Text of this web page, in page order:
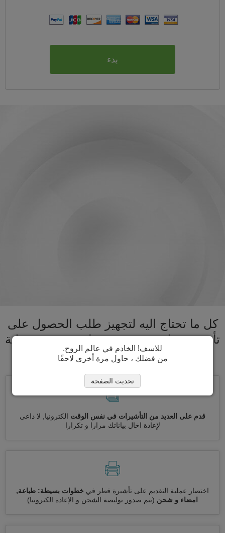
بدء
كل ما تحتاج اليه لتجهيز طلب الحصول على
تأشيرة قطر تحت سقف واحد. تسريع عملية
الحصول على تأشيرة قطر
قدم على العديد من التأشيرات في نفس الوقت الكترونيا, لا داعى
لإعادة اخال بياناتك مرارا و تكرارا
اختصار عملية التقديم على تأشيرة قطر في خطوات بسيطة: طباعة,
امضاء و شحن (يتم صدور بوليصة الشحن و الإعادة الكترونيا)
للاسف! الخادم في عالم الروح.
من فضلك ، حاول مرة أخرى لاحقًا
تحديث الصفحة